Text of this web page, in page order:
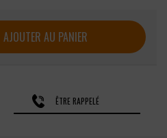
MOLINEL Néospirit Homme
AJOUTER AU PANIER
ÊTRE RAPPELÉ